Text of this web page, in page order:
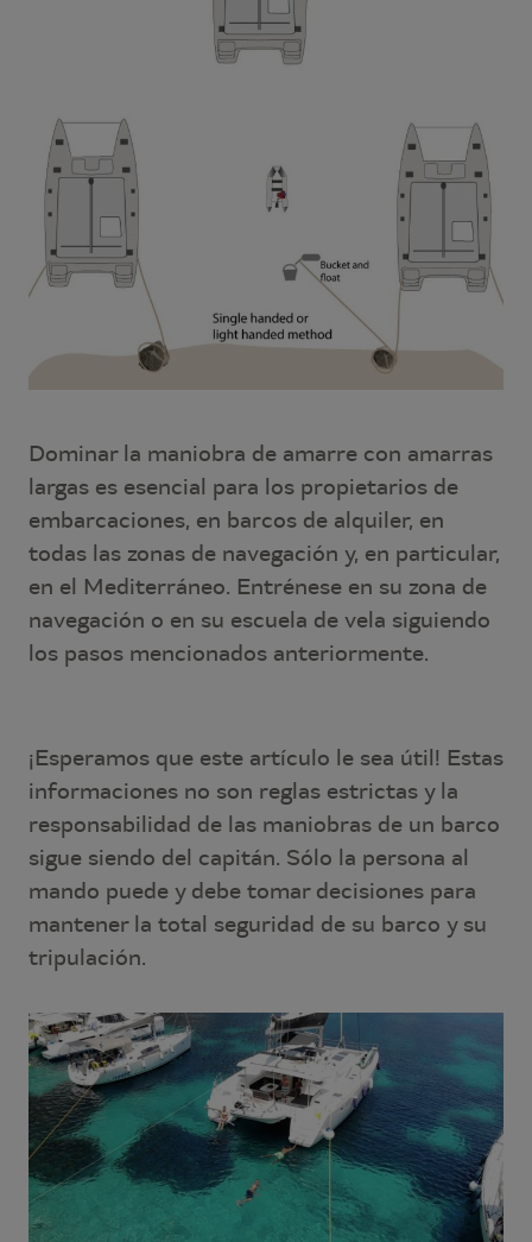
Dominar la maniobra de amarre con amarras
largas es esencial para los propietarios de
embarcaciones, en barcos de alquiler, en
todas las zonas de navegación y, en particular,
en el Mediterráneo. Entrénese en su zona de
navegación o en su escuela de vela siguiendo
los pasos mencionados anteriormente.
¡Esperamos que este artículo le sea útil! Estas
informaciones no son reglas estrictas y la
responsabilidad de las maniobras de un barco
sigue siendo del capitán. Sólo la persona al
mando puede y debe tomar decisiones para
mantener la total seguridad de su barco y su
tripulación.